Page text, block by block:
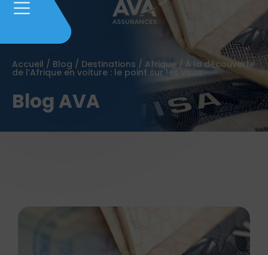
Accueil / Blog / Destinations / Afrique / À la découverte
de l’Afrique en voiture : le point sur les visas
Blog AVA